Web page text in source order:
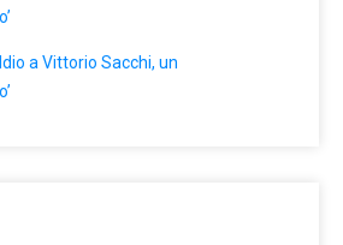
a Vittorio Sacchi, un